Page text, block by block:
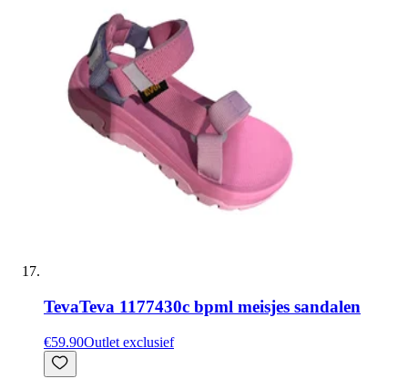
TevaTeva 1177430c bpml meisjes sandalen
€59.90Outlet exclusief